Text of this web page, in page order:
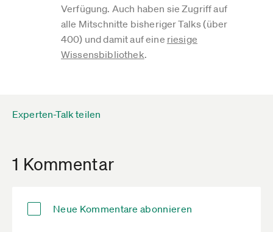
Verfügung. Auch haben sie Zugriff auf
alle Mitschnitte bisheriger Talks (über
400) und damit auf eine riesige
Wissensbibliothek.
Experten-Talk teilen
1 Kommentar
Neue Kommentare abonnieren